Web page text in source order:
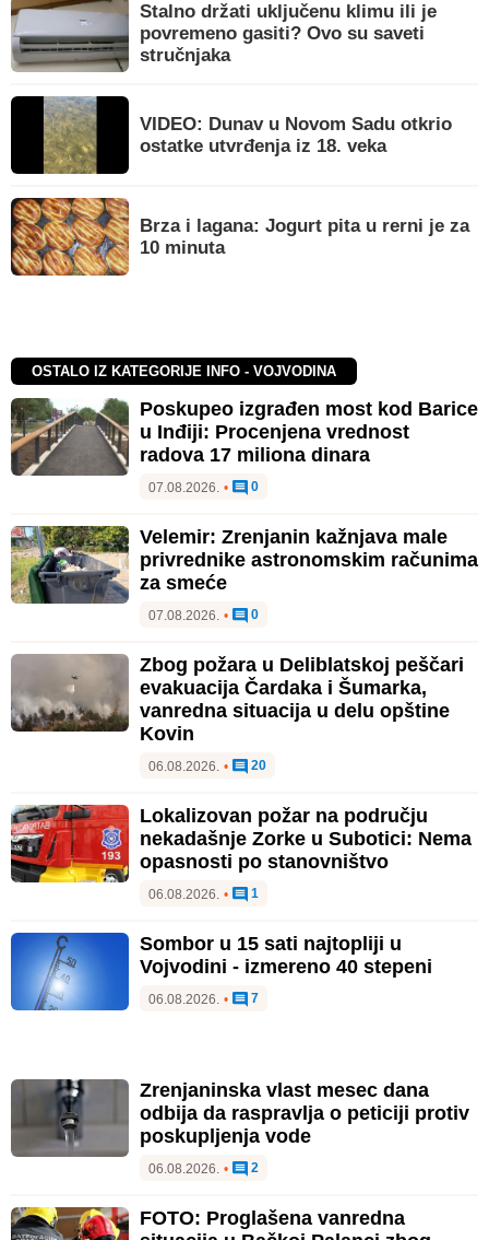
Stalno držati uključenu klimu ili je
povremeno gasiti? Ovo su saveti
stručnjaka
VIDEO: Dunav u Novom Sadu otkrio
ostatke utvrđenja iz 18. veka
Brza i lagana: Jogurt pita u rerni je za
10 minuta
OSTALO IZ KATEGORIJE INFO - VOJVODINA
Poskupeo izgrađen most kod Barice
u Inđiji: Procenjena vrednost
radova 17 miliona dinara
07.08.2026. • 0
Velemir: Zrenjanin kažnjava male
privrednike astronomskim računima
za smeće
07.08.2026. • 0
Zbog požara u Deliblatskoj peščari
evakuacija Čardaka i Šumarka,
vanredna situacija u delu opštine
Kovin
06.08.2026. • 20
Lokalizovan požar na području
nekadašnje Zorke u Subotici: Nema
opasnosti po stanovništvo
06.08.2026. • 1
Sombor u 15 sati najtopliji u
Vojvodini - izmereno 40 stepeni
06.08.2026. • 7
Zrenjaninska vlast mesec dana
odbija da raspravlja o peticiji protiv
poskupljenja vode
06.08.2026. • 2
FOTO: Proglašena vanredna